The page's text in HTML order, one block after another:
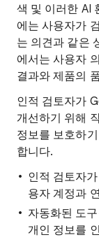
색 및 이러한 AI
에는 사용자가
는 의견과 같은
에서는 사용자
결과와 제품의
인적 검토자가
개선하기 위해
정보를 보호하
합니다.
인적 검토자
용자 계정과
자동화된 도
개인 정보를